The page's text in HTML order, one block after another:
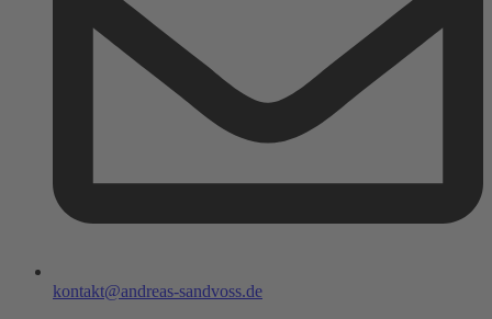
kontakt@andreas-sandvoss.de